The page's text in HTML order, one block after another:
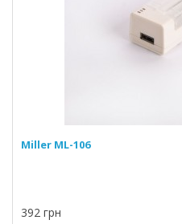
Miller ML-106
392 грн